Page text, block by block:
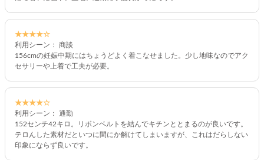
★★★★☆
利用シーン： 商談
156cmの妊娠中期にはちょうどよく着こなせました。少し地味なのでアク
セサリーや上着で工夫が必要。
★★★★☆
利用シーン： 通勤
152センチ42キロ。リボンベルトを結んでキチンととまるのが良いです。
テロんした素材だといつに間にか解けてしまいますが、これはだらしない
印象にならず良いです。